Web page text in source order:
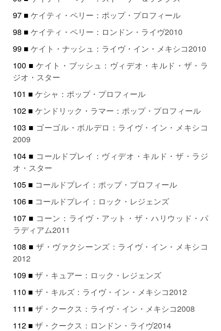
97 ■ケイティ・ペリー：ポップ・プロフィール
98 ■ケイティ・ペリー：ロンドン・ライヴ2010
99 ■ケイト・ナッシュ：ライヴ・イン・メキシコ2010
100 ■ケイト・ブッシュ：ヴィデオ・キルド・ザ・ラ
ジオ・スター
101 ■ケシャ：ポップ・プロフィール
102 ■ケンドリック・ラマー：ポップ・プロフィール
103 ■ ゴーゴル・ボルデロ：ライヴ・イン・メキシコ
2009
104 ■ コールドプレイ：ヴィデオ・キルド・ザ・ラジ
オ・スター
105 ■ コールドプレイ：ポップ・プロフィール
106 ■ コールドプレイ：ロック・レジェンズ
107 ■ コーン：ライヴ・アット・ザ・ハリウッド・パ
ラディアム2011
108 ■ザ・ヴァクシーンズ：ライヴ・イン・メキシコ
2012
109 ■ザ・キュアー：ロック・レジェンズ
110 ■ザ・キルズ：ライヴ・イン・メキシコ2012
111 ■ザ・クークス：ライヴ・イン・メキシコ2008
112 ■ザ・クークス：ロンドン・ライヴ2014